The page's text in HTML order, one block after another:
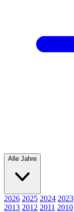
Alle Jahre
2026 2025 2024 2023
2013 2012 2011 2010